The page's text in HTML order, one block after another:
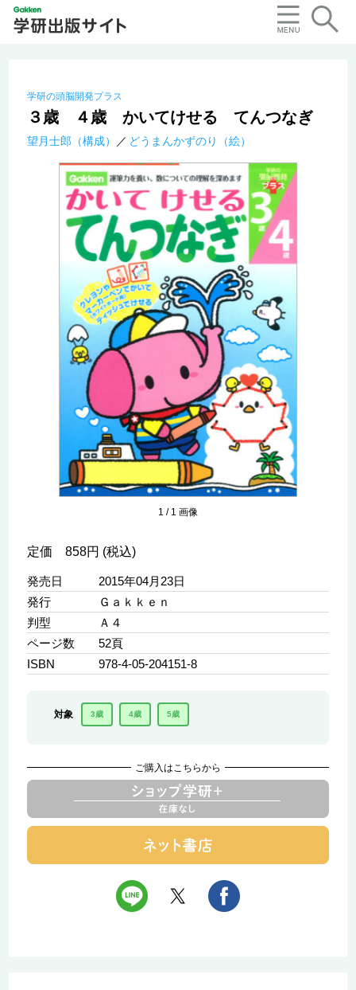
学研の頭脳開発プラス
３歳 ４歳 かいてけせる てんつなぎ
望月士郎（構成） どうまんかずのり（絵）
1 / 1 画像
定価 858円 (税込)
発売日
2015年04月23日
発行
Ｇａｋｋｅｎ
判型
Ａ４
ページ数
52頁
ISBN
978-4-05-204151-8
対象 3歳 4歳 5歳
ご購入はこちらから